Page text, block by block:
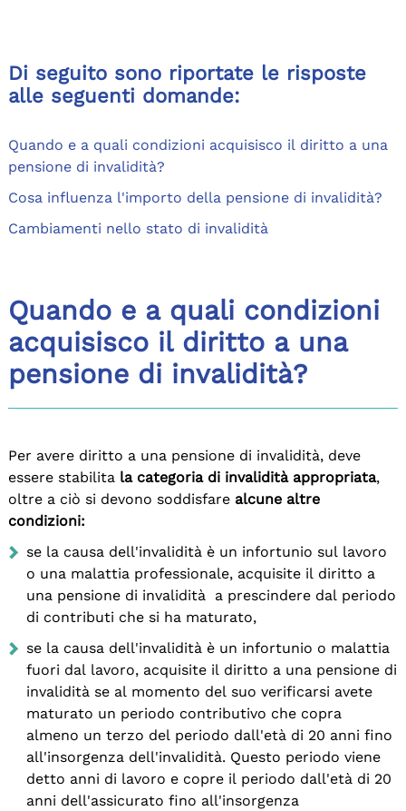
Di seguito sono riportate le risposte
alle seguenti domande:
Quando e a quali condizioni acquisisco il diritto a una
pensione di invalidità?
Cosa influenza l'importo della pensione di invalidità?
Cambiamenti nello stato di invalidità
Quando e a quali condizioni
acquisisco il diritto a una
pensione di invalidità?
Per avere diritto a una pensione di invalidità, deve
essere stabilita la categoria di invalidità appropriata,
oltre a ciò si devono soddisfarealcune altre
condizioni:
se la causa dell'invalidità è un infortunio sul lavoro
o una malattia professionale, acquisite il diritto a
una pensione di invalidità a prescindere dal periodo
di contributi che si ha maturato,
se la causa dell'invalidità è un infortunio o malattia
fuori dal lavoro, acquisite il diritto a una pensione di
invalidità se al momento del suo verificarsi avete
maturato un periodo contributivo che copra
almeno un terzo del periodo dall'età di 20 anni fino
all'insorgenza dell'invalidità. Questo periodo viene
detto anni di lavoro e copre il periodo dall'età di 20
anni dell'assicurato fino all'insorgenza